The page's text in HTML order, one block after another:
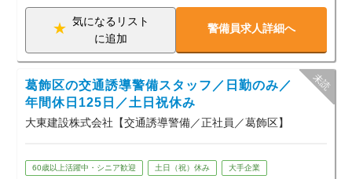
警備会社です。
若手スタッフも多数活躍中！
未経験スタートがほとんどなので、初めて
の警備バイトでも安心です。
年齢・経験不問！即採用×高収入
現場が早く終わっても【日給保証】がある
ので安心です。
・すぐお金が欲しい（日払いOK）
少しでも興味を持っていただけたら、ぜひお気軽にご応募く
ださい。あなたの新しいスタートを全力で応援します！
気になるリスト
に追加
警備員求人詳細へ
葛飾区の交通誘導警備スタッフ／日勤のみ／
年間休日125日／土日祝休み
大東建設株式会社【交通誘導警備／正社員／葛飾区】
60歳以上活躍中・シニア歓迎 土日（祝）休み 大手企業